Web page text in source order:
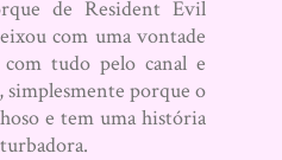
de Resident Evil
com uma vontade
tudo pelo canal e
simplesmente porque o
e tem uma história